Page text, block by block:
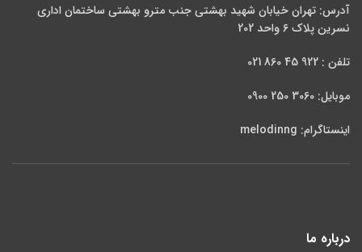
آدرس: تهران خیابان شهید بهشتی جنب مترو بهشتی ساختمان اداری
نسرین پلاک 6 واحد 202
تلفن : 922 45 860 021
موبایل: 3060 250 0900
اینستاگرام: melodinng
درباره ما